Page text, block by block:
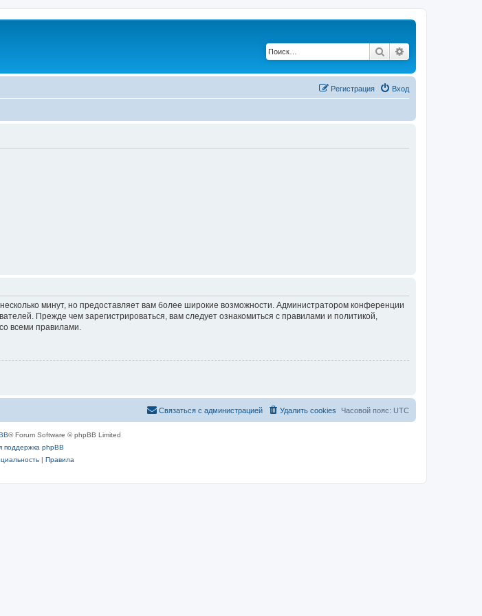
Поиск
Вход
Регистрация
минут, но предоставляет вам более широкие возможности. Администратором конференции
Прежде чем зарегистрироваться, вам следует ознакомиться с правилами и политикой,
всеми правилами.
Часовой пояс: UTC
Удалить cookies
Связаться с администрацией
® Forum Software © phpBB Limited
поддержка phpBB
| Правила